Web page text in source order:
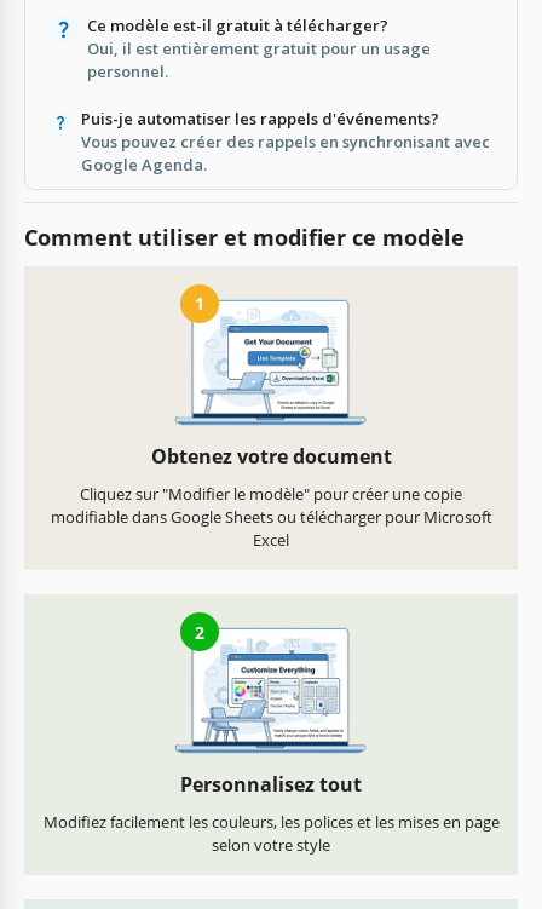
Ce modèle est-il gratuit à télécharger?
Oui, il est entièrement gratuit pour un usage
personnel.
Puis-je automatiser les rappels d'événements?
Vous pouvez créer des rappels en synchronisant avec
Google Agenda.
Comment utiliser et modifier ce modèle
1
Obtenez votre document
Cliquez sur "Modifier le modèle" pour créer une copie
modifiable dans Google Sheets ou télécharger pour Microsoft
Excel
2
Personnalisez tout
Modifiez facilement les couleurs, les polices et les mises en page
selon votre style